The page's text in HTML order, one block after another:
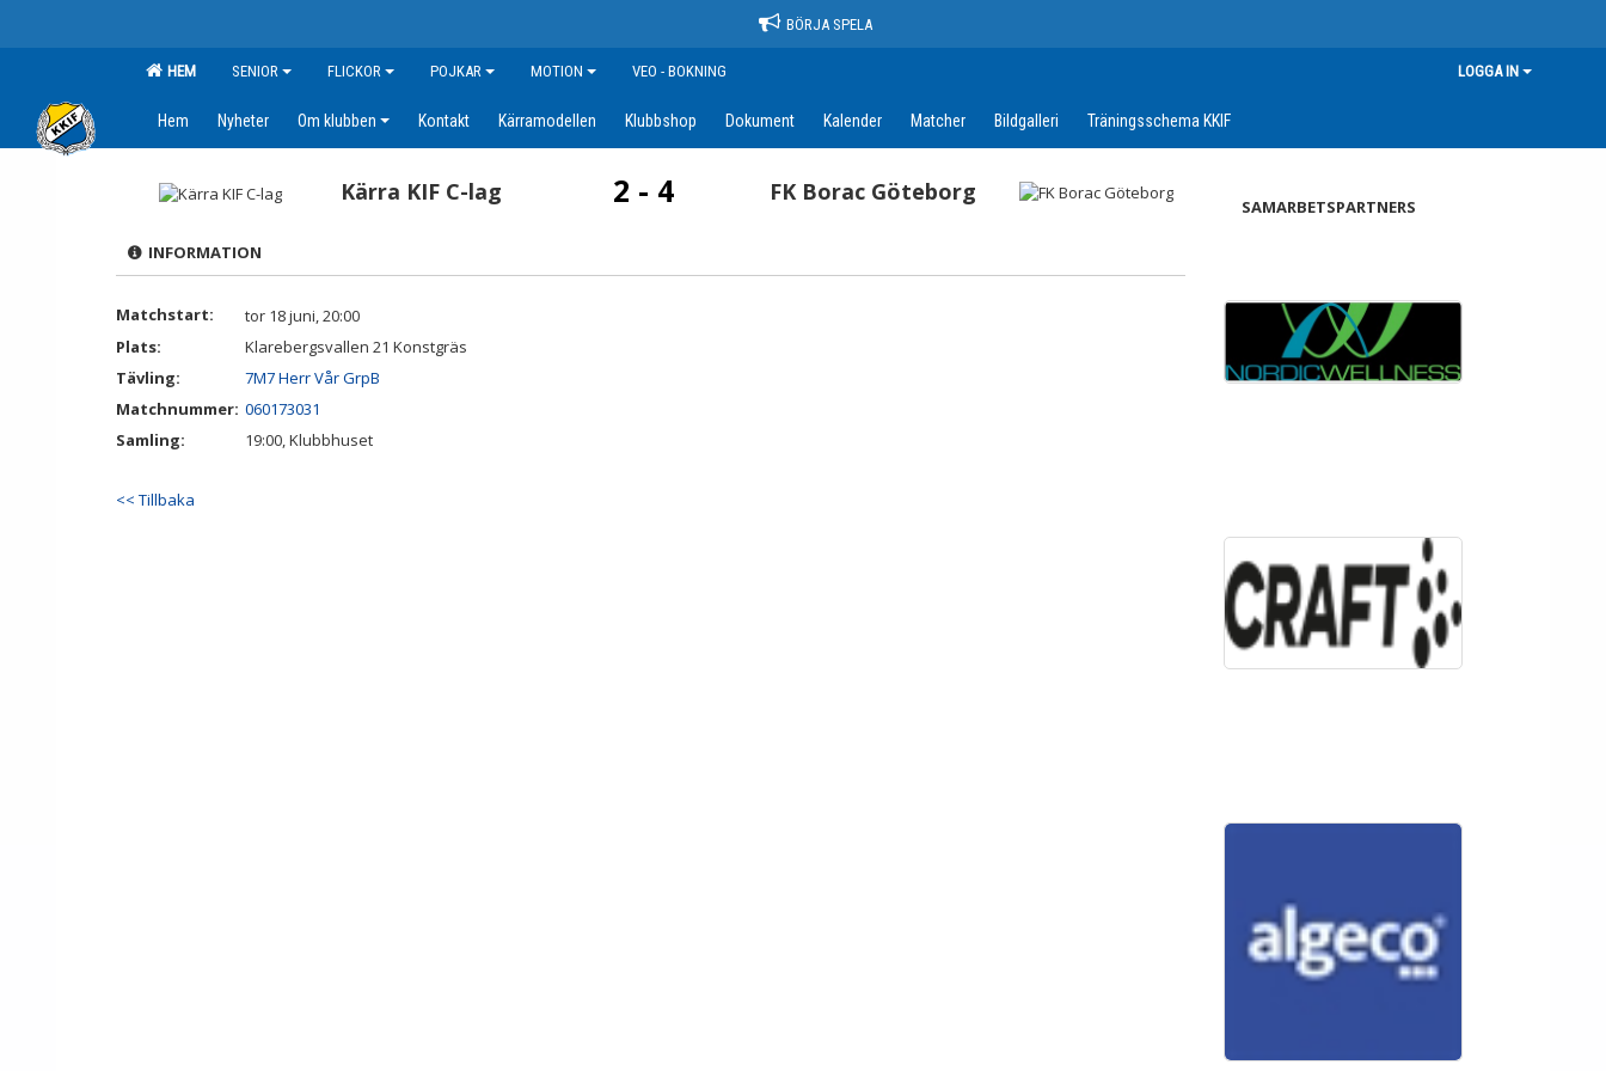
BÖRJA SPELA
HEM SENIOR FLICKOR POJKAR MOTION VEO - BOKNING LOGGA IN
Hem Nyheter Om klubben Kontakt Kärramodellen Klubbshop Dokument Kalender Matcher Bildgalleri Träningsschema KKIF
Kärra KIF C-lag 2 - 4 FK Borac Göteborg
INFORMATION
Matchstart:
tor 18 juni, 20:00
Plats:
Klarebergsvallen 21 Konstgräs
Tävling:
7M7 Herr Vår GrpB
Matchnummer: 060173031
Samling:
19:00, Klubbhuset
<< Tillbaka
SAMARBETSPARTNERS